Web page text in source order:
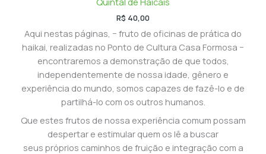
R$ 40,00
Aqui nestas páginas, − fruto de oficinas de prática do
haikai, realizadas no Ponto de Cultura Casa Formosa −
encontraremos a demonstração de que todos,
independentemente de nossa idade, gênero e
experiência do mundo, somos capazes de fazê-lo e de
partilhá-lo com os outros humanos.
Que estes frutos de nossa experiência comum possam
despertar e estimular quem os lê a buscar
seus próprios caminhos de fruição e integração com a